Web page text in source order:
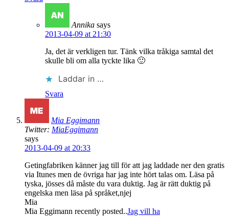
Annika says
2013-04-09 at 21:30
Ja, det är verkligen tur. Tänk vilka tråkiga samtal det
skulle bli om alla tyckte lika 🙂
Laddar in …
Svara
Mia Eggimann
Twitter: MiaEggimann
says
2013-04-09 at 20:33
Getingfabriken känner jag till för att jag laddade ner den gratis
via Itunes men de övriga har jag inte hört talas om. Läsa på
tyska, jösses då måste du vara duktig. Jag är rätt duktig på
engelska men läsa på språket,njej
Mia
Mia Eggimann recently posted..Jag vill ha